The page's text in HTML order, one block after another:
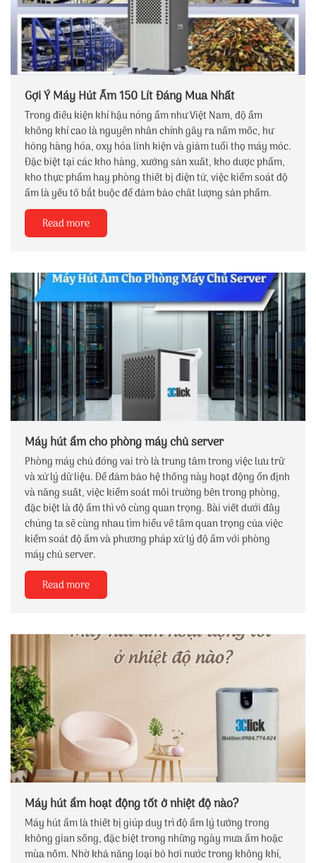
Gợi Ý Máy Hút Ẩm 150 Lít Đáng Mua Nhất
Trong điều kiện khí hậu nóng ẩm như Việt Nam, độ ẩm
không khí cao là nguyên nhân chính gây ra nấm mốc, hư
hỏng hàng hóa, oxy hóa linh kiện và giảm tuổi thọ máy móc.
Đặc biệt tại các kho hàng, xưởng sản xuất, kho dược phẩm,
kho thực phẩm hay phòng thiết bị điện tử, việc kiểm soát độ
ẩm là yếu tố bắt buộc để đảm bảo chất lượng sản phẩm.
Read more
Máy hút ẩm cho phòng máy chủ server
Phòng máy chủ đóng vai trò là trung tâm trong việc lưu trữ
và xử lý dữ liệu. Để đảm bảo hệ thống này hoạt động ổn định
và năng suất, việc kiểm soát môi trường bên trong phòng,
đặc biệt là độ ẩm thì vô cùng quan trọng. Bài viết dưới đây
chúng ta sẽ cùng nhau tìm hiểu về tầm quan trọng của việc
kiểm soát độ ẩm và phương pháp xử lý độ ẩm với phòng
máy chủ server.
Read more
Máy hút ẩm hoạt động tốt ở nhiệt độ nào?
Máy hút ẩm là thiết bị giúp duy trì độ ẩm lý tưởng trong
không gian sống, đặc biệt trong những ngày mưa ẩm hoặc
mùa nồm. Nhờ khả năng loại bỏ hơi nước trong không khí,